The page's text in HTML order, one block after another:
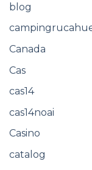
blog
Canada
Cas
cas14
cas14noai
Casino
catalog